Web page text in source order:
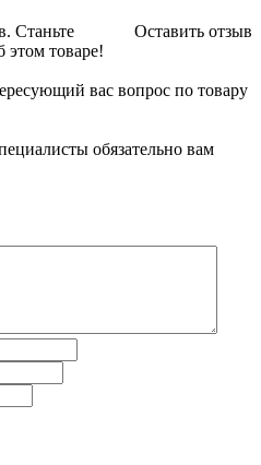
Оставить отзыв
Станьте
этом товаре!
вас вопрос по товару
обязательно вам